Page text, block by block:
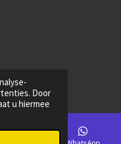
Door
u hiermee